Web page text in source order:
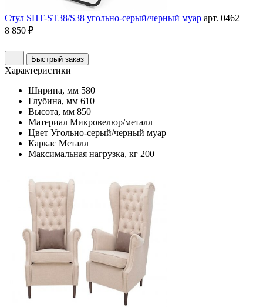
Стул SHT-ST38/S38 угольно-серый/черный муар арт. 0462
8 850 ₽
Быстрый заказ
Характеристики
Ширина, мм 580
Глубина, мм 610
Высота, мм 850
Материал Микровелюр/металл
Цвет Угольно-серый/черный муар
Каркас Металл
Максимальная нагрузка, кг 200